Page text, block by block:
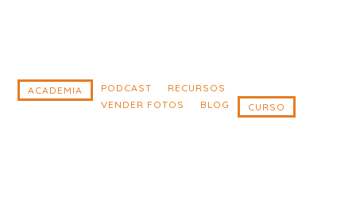
principal
ACADEMIA PODCAST
RECURSOS
VENDER FOTOS
BLOG CURSO